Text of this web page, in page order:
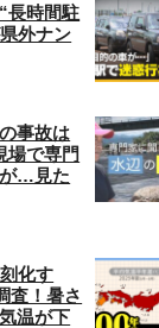
長時間駐
外ナン
事故は
場で専門
が…見た
化す
査！暑さ
温が下